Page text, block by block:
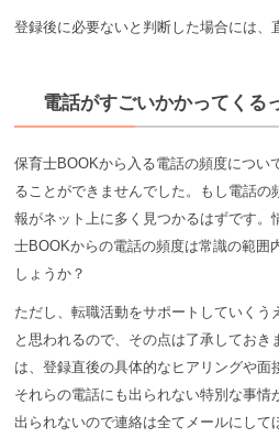
登録後に必要ないと判断した場合には、
電話がすごいかかってくる
保育士BOOKから入る電話の頻度につい
ることができませんでした。もし電話の
報がネット上に多く見つかるはずです。
士BOOKからの電話の頻度は常識の範囲
しょうか？
ただし、転職活動をサポートしていくう
と思われるので、その点は了承しておき
は、登録直後の具体的なヒアリングや面
それらの電話にも出られない特別な事情
出られないので連絡は全てメールにして